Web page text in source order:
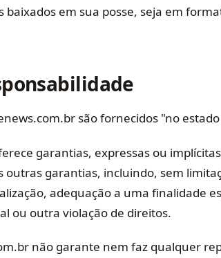
baixados em sua posse, seja em
são fornecidos "no
garantias, expressas ou
outras garantias, incluindo, sem
adequação a uma finalidade
ou outra violação de direitos.
não garante nem faz qualquer